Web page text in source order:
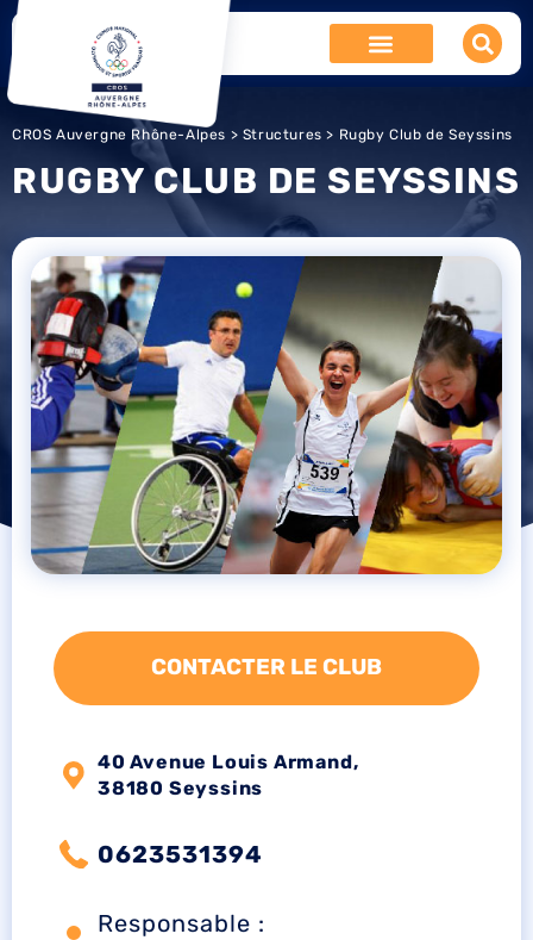
CROS Auvergne Rhône-Alpes > Structures > Rugby Club de Seyssins
RUGBY CLUB DE SEYSSINS
CONTACTER LE CLUB
40 Avenue Louis Armand,
38180 Seyssins
0623531394
Responsable :